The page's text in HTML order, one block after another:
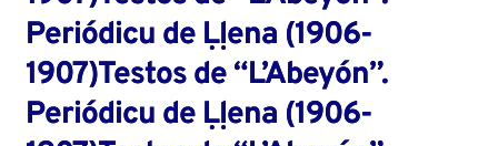
Periódicu de Ḷḷena (1906-
1907)Testos de “L’Abeyón”.
Periódicu de Ḷḷena (1906-